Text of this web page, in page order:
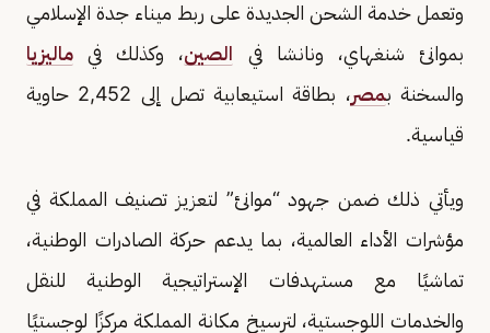
وتعمل خدمة الشحن الجديدة على ربط ميناء جدة الإسلامي
بموانئ شنغهاي، ونانشا في الصين، وكذلك في ماليزيا
والسخنة بمصر
، بطاقة استيعابية تصل إلى 2,452 حاوية
قياسية.
ويأتي ذلك ضمن جهود “موانئ” لتعزيز تصنيف المملكة في
مؤشرات الأداء العالمية، بما يدعم حركة الصادرات الوطنية،
تماشيًا مع مستهدفات الإستراتيجية الوطنية للنقل
والخدمات اللوجستية، لترسيخ مكانة المملكة مركزًا لوجستيًا